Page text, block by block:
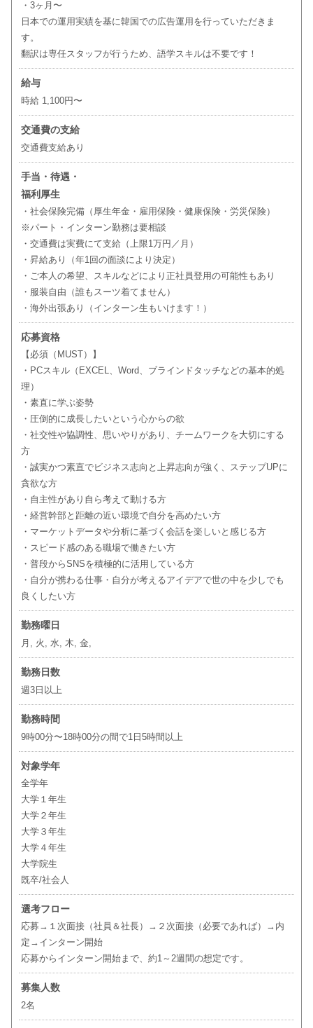
・3ヶ月〜
日本での運用実績を基に韓国での広告運用を行っていただきま
す。
翻訳は専任スタッフが行うため、語学スキルは不要です！
給与
時給 1,100円〜
交通費の支給
交通費支給あり
手当・待遇・
福利厚生
・社会保険完備（厚生年金・雇用保険・健康保険・労災保険）
※パート・インターン勤務は要相談
・交通費は実費にて支給（上限1万円／月）
・昇給あり（年1回の面談により決定）
・ご本人の希望、スキルなどにより正社員登用の可能性もあり
・服装自由（誰もスーツ着てません）
・海外出張あり（インターン生もいけます！）
応募資格
【必須（MUST）】
・PCスキル（EXCEL、Word、ブラインドタッチなどの基本的処
理）
・素直に学ぶ姿勢
・圧倒的に成長したいという心からの欲
・社交性や協調性、思いやりがあり、チームワークを大切にする
方
・誠実かつ素直でビジネス志向と上昇志向が強く、ステップUPに
貪欲な方
・自主性があり自ら考えて動ける方
・経営幹部と距離の近い環境で自分を高めたい方
・マーケットデータや分析に基づく会話を楽しいと感じる方
・スピード感のある職場で働きたい方
・普段からSNSを積極的に活用している方
・自分が携わる仕事・自分が考えるアイデアで世の中を少しでも
良くしたい方
勤務曜日
月, 火, 水, 木, 金,
勤務日数
週3日以上
勤務時間
9時00分〜18時00分の間で1日5時間以上
対象学年
全学年
大学１年生
大学２年生
大学３年生
大学４年生
大学院生
既卒/社会人
選考フロー
応募→１次面接（社員＆社長）→２次面接（必要であれば）→内
定→インターン開始
応募からインターン開始まで、約1～2週間の想定です。
募集人数
2名